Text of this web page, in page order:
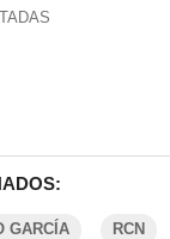
GARCÍA RCN